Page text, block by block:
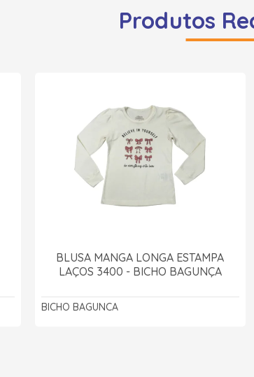
Produtos
BLUSA MANGA LONGA ESTAMPA
LAÇOS 3400 - BICHO BAGUNÇA
BICHO BAGUNCA